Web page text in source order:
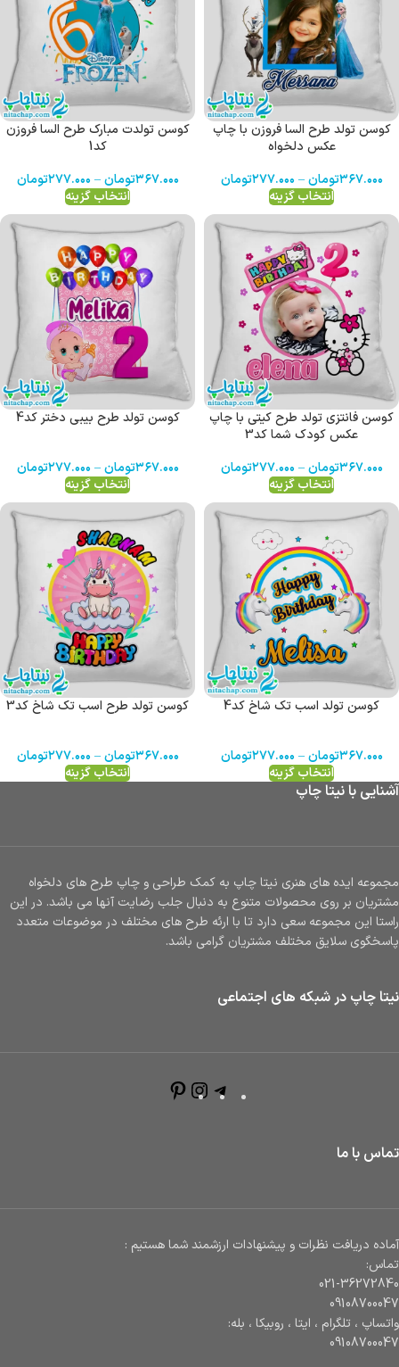
کوسن تولد طرح السا فروزن با چاپ
عکس دلخواه
۳۶۷.۰۰۰تومان – ۲۷۷.۰۰۰تومان
انتخاب گزینه
کوسن تولدت مبارک طرح السا فروزن
کد1
۳۶۷.۰۰۰تومان – ۲۷۷.۰۰۰تومان
انتخاب گزینه
کوسن فانتزی تولد طرح کیتی با چاپ
عکس کودک شما کد3
۳۶۷.۰۰۰تومان – ۲۷۷.۰۰۰تومان
انتخاب گزینه
کوسن تولد طرح بیبی دختر کد4
۳۶۷.۰۰۰تومان – ۲۷۷.۰۰۰تومان
انتخاب گزینه
کوسن تولد اسب تک شاخ کد4
۳۶۷.۰۰۰تومان – ۲۷۷.۰۰۰تومان
انتخاب گزینه
کوسن تولد طرح اسب تک شاخ کد3
۳۶۷.۰۰۰تومان – ۲۷۷.۰۰۰تومان
انتخاب گزینه
آشنایی با نیتا چاپ
مجموعه ایده های هنری نیتا چاپ به کمک طراحی و چاپ طرح های دلخواه
مشتریان بر روی محصولات متنوع به دنبال جلب رضایت آنها می باشد. در این
راستا این مجموعه سعی دارد تا با ارئه طرح های مختلف در موضوعات متعدد
پاسخگوی سلایق مختلف مشتریان گرامی باشد.
نیتا چاپ در شبکه های اجتماعی
تماس با ما
آماده دریافت نظرات و پیشنهادات ارزشمند شما هستیم :
تماس:
021-36272840
09108700047
واتساپ ، تلگرام ، ایتا ، روبیکا ، بله:
09108700047